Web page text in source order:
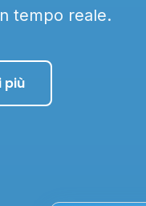
tempo reale.
più